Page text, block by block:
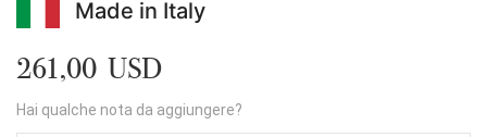
Made in Italy
261,00 USD
Hai qualche nota da aggiungere?